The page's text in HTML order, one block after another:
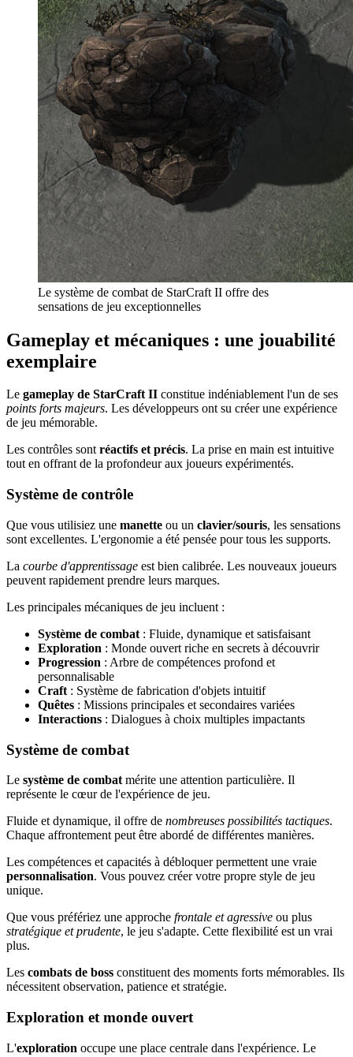
Le système de combat de StarCraft II offre des
sensations de jeu exceptionnelles
Gameplay et mécaniques : une jouabilité
exemplaire
Le gameplay de StarCraft II constitue indéniablement l'un de ses
points forts majeurs. Les développeurs ont su créer une expérience
de jeu mémorable.
Les contrôles sontréactifs et précis. La prise en main est intuitive
tout en offrant de la profondeur aux joueurs expérimentés.
Système de contrôle
Que vous utilisiez une manette ou un clavier/souris, les sensations
sont excellentes. L'ergonomie a été pensée pour tous les supports.
La courbe d'apprentissage est bien calibrée. Les nouveaux joueurs
peuvent rapidement prendre leurs marques.
Les principales mécaniques de jeu incluent :
Système de combat : Fluide, dynamique et satisfaisant
Exploration : Monde ouvert riche en secrets à découvrir
Progression : Arbre de compétences profond et
personnalisable
Craft : Système de fabrication d'objets intuitif
Quêtes : Missions principales et secondaires variées
Interactions : Dialogues à choix multiples impactants
Système de combat
Le système de combat mérite une attention particulière. Il
représente le cœur de l'expérience de jeu.
Fluide et dynamique, il offre de nombreuses possibilités tactiques.
Chaque affrontement peut être abordé de différentes manières.
Les compétences et capacités à débloquer permettent une vraie
personnalisation. Vous pouvez créer votre propre style de jeu
unique.
Que vous préfériez une approche frontale et agressive ou plus
stratégique et prudente, le jeu s'adapte. Cette flexibilité est un vrai
plus.
Les combats de boss constituent des moments forts mémorables. Ils
nécessitent observation, patience et stratégie.
Exploration et monde ouvert
L'exploration occupe une place centrale dans l'expérience. Le